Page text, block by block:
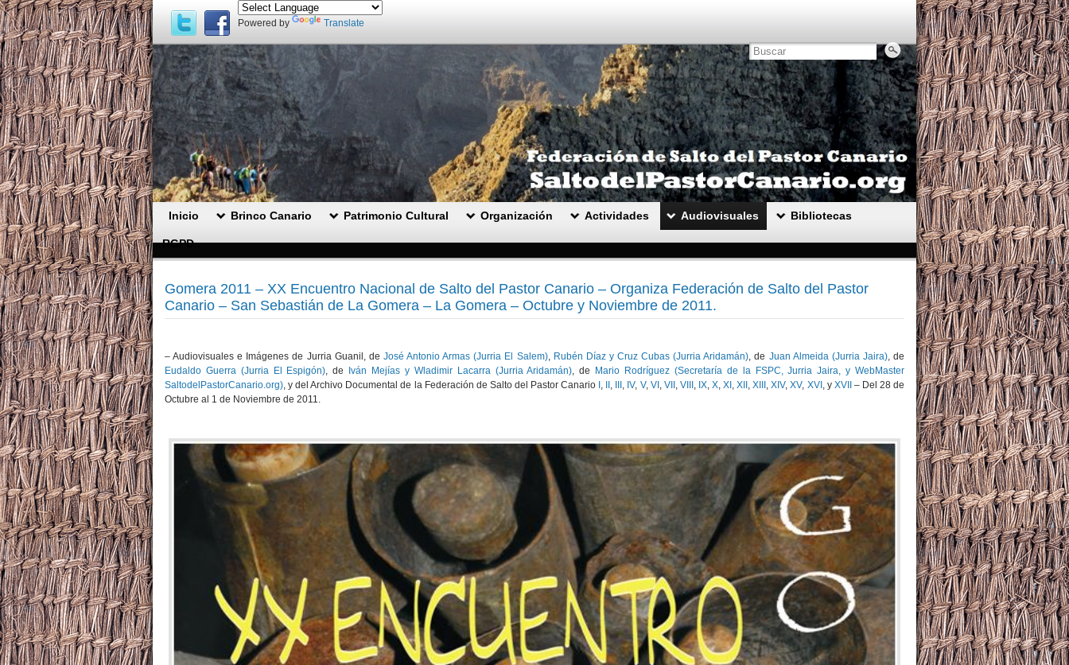
Powered by Translate
Inicio Brinco Canario Patrimonio Cultural Organización Actividades Audiovisuales Bibliotecas
RGPD .
Gomera 2011 – XX Encuentro Nacional de Salto del Pastor Canario – Organiza Federación de Salto del Pastor
Canario – San Sebastián de La Gomera – La Gomera – Octubre y Noviembre de 2011.
– Audiovisuales e Imágenes de Jurria Guanil, de José Antonio Armas (Jurria El Salem), Rubén Díaz y Cruz Cubas (Jurria Aridamán), de Juan Almeida (Jurria Jaira), de
Eudaldo Guerra (Jurria El Espigón), de Iván Mejías y Wladimir Lacarra (Jurria Aridamán), de
Mario Rodríguez (Secretaría de la FSPC, Jurria Jaira, y WebMaster
SaltodelPastorCanario.org), y del Archivo Documental de la Federación de Salto del Pastor Canario , , , IV, V, VI , VII , VIII , IX, X,XI ,XII ,XIII ,XIV,XV, XVI , y XVII
– Del 28 de
Octubre al 1 de Noviembre de 2011.